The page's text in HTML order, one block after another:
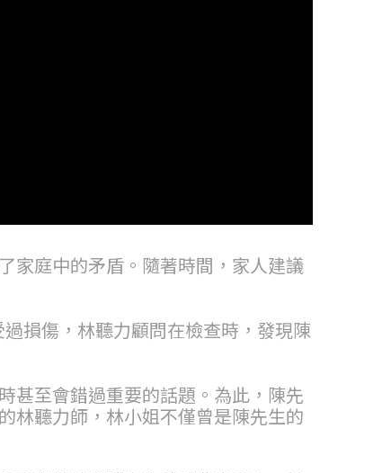
家庭中的矛盾。隨著時間，家人建議
損傷，林聽力顧問在檢查時，發現陳
甚至會錯過重要的話題。為此，陳先
林聽力師，林小姐不僅曾是陳先生的